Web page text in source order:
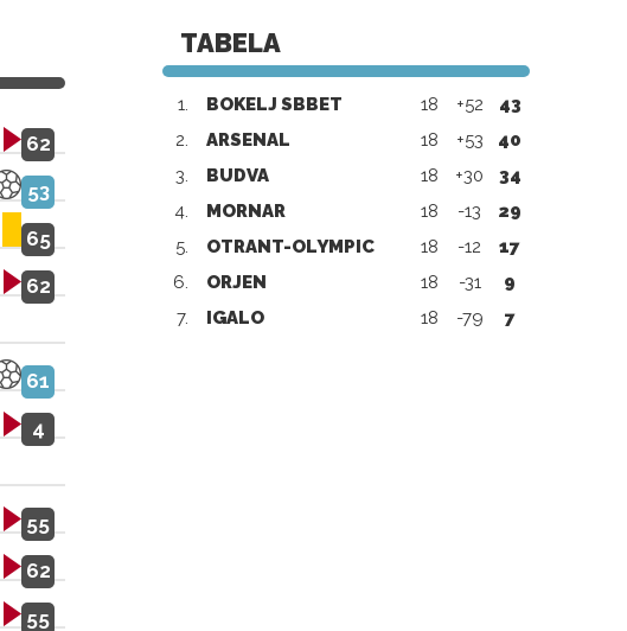
62
53
65
62
61
4
55
62
55
TABELA
1. BOKELJ SBBET 18 +52
43
2.
ARSENAL 18 +53
40
3.
BUDVA 18 +30
34
4.
MORNAR 18 -13
29
5.
OTRANT-OLYMPIC 18 -12
17
6.
ORJEN 18 -31
9
7.
IGALO 18 -79 7